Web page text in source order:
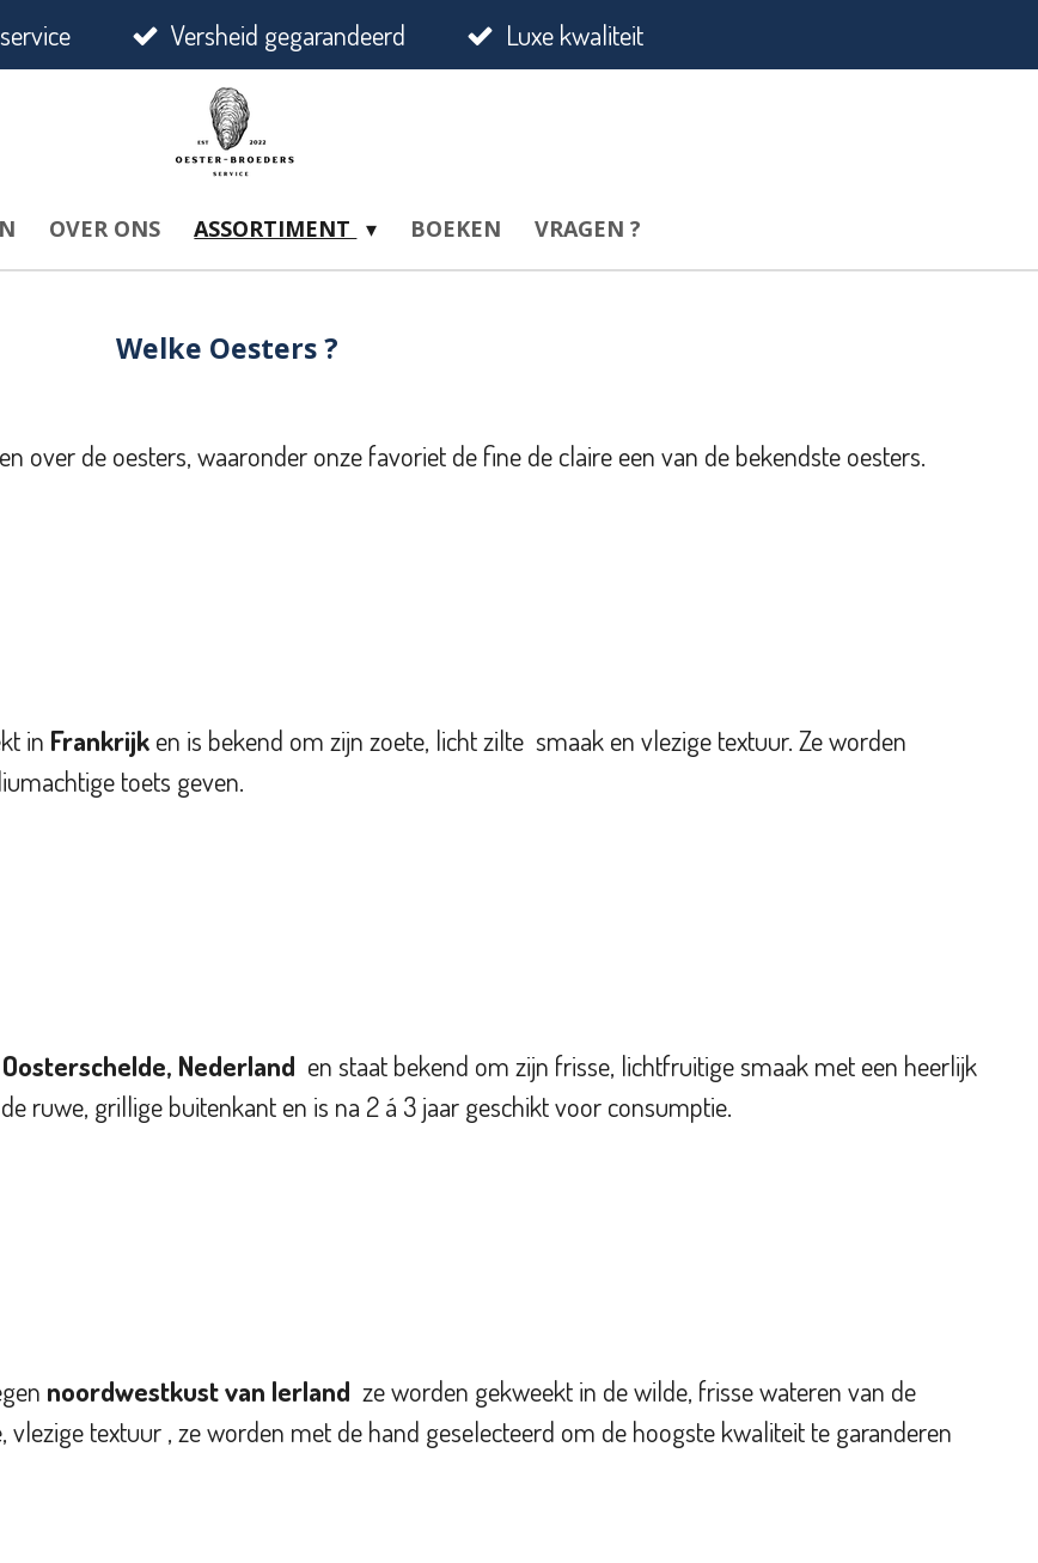
Versheid gegarandeerd Luxe kwaliteit
OVER ONS ASSORTIMENT BOEKEN VRAGEN ?
Welke Oesters ?
over de oesters, waaronder onze favoriet de fine de claire een van de bekendste oesters.
in Frankrijken is bekend om zijn zoete, licht zilte smaak en vlezige textuur. Ze worden
toets geven.
Oosterschelde, Nederland en staat bekend om zijn frisse, lichtfruitige smaak met een heerlijk
ruwe, grillige buitenkant en is na 2 á 3 jaar geschikt voor consumptie.
noordwestkust van Ierland ze worden gekweekt in de wilde, frisse wateren van de
vlezige textuur, zeworden met de hand geselecteerd om de hoogste kwaliteit te garanderen